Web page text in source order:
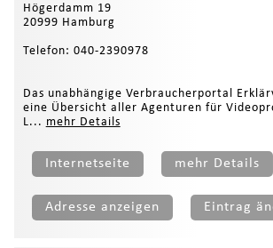
Högerdamm 19
20999 Hamburg
Telefon: 040-2390978
Das unabhängige Verbraucherportal
eine Übersicht aller Agenturen für
L... mehr Details
Internetseite mehr Details
Adresse anzeigen Eintrag